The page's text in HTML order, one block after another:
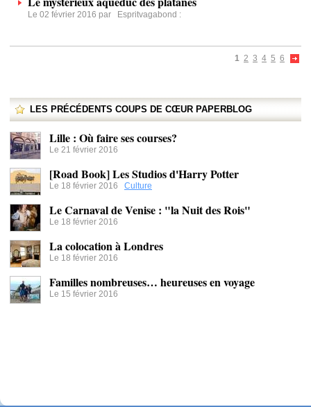
Le 02 février 2016 par Espritvagabond :
1 2 3 4 5 6
LES PRÉCÉDENTS COUPS DE CŒUR PAPERBLOG
Lille : Où faire ses courses?
Le 21 février 2016
[Road Book] Les Studios d'Harry Potter
Le 18 février 2016 Culture
Le Carnaval de Venise : "la Nuit des Rois"
Le 18 février 2016
La colocation à Londres
Le 18 février 2016
Familles nombreuses… heureuses en voyage
Le 15 février 2016